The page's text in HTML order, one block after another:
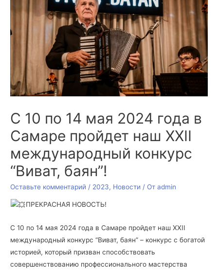
С 10 по 14 мая 2024 года в
Самаре пройдет наш XXII
международный конкурс
“Виват, баян”!
Оставьте комментарий / 2023, Новости / От admin
ПРЕКРАСНАЯ НОВОСТЬ!
С 10 по 14 мая 2024 года в Самаре пройдет наш XXII
международный конкурс “Виват, баян” – конкурс с богатой
историей, который призван способствовать
совершенствованию профессионального мастерства